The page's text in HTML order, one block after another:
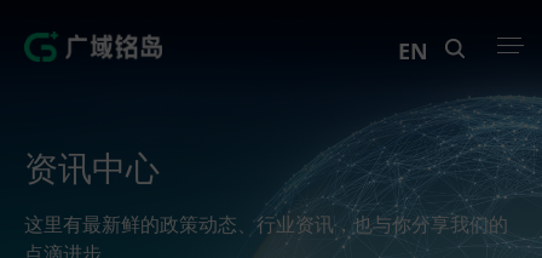
解决方案
案例中心
EN
资讯中心
这里有最新鲜的政策动态、行业资讯，也与你分享我们的